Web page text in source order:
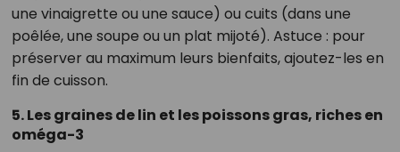
une vinaigrette ou une sauce) ou cuits (dans une
poêlée, une soupe ou un plat mijoté). Astuce : pour
préserver au maximum leurs bienfaits, ajoutez-les en
fin de cuisson.
5. Les graines de lin et les poissons gras, riches en
oméga-3